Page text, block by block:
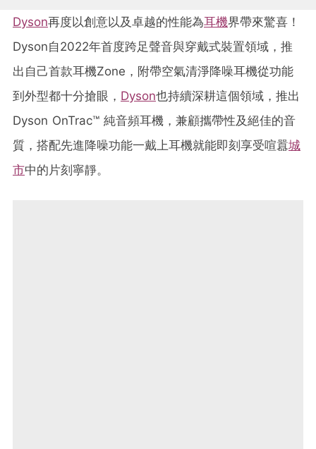
Dyson再度以創意以及卓越的性能為耳機界帶來驚喜！
Dyson自2022年首度跨足聲音與穿戴式裝置領域，推
出自己首款耳機Zone，附帶空氣清淨降噪耳機從功能
到外型都十分搶眼， Dyson也持續深耕這個領域，推出
Dyson OnTrac™ 純音頻耳機，兼顧攜帶性及絕佳的音
質，搭配先進降噪功能一戴上耳機就能即刻享受喧囂城
市中的片刻寧靜。